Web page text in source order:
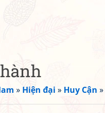
» Hiện đại » Huy Cận »